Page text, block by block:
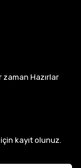
zaman Hazırlar
kayıt olunuz.